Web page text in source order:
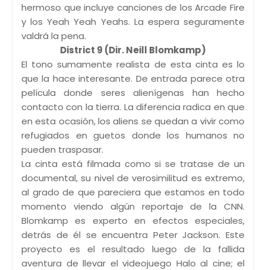
hermoso que incluye canciones de los Arcade Fire
y los Yeah Yeah Yeahs. La espera seguramente
valdrá la pena.
District 9 (Dir. Neill Blomkamp)
El tono sumamente realista de esta cinta es lo
que la hace interesante. De entrada parece otra
película donde seres alienígenas han hecho
contacto con la tierra. La diferencia radica en que
en esta ocasión, los aliens se quedan a vivir como
refugiados en guetos donde los humanos no
pueden traspasar.
La cinta está filmada como si se tratase de un
documental, su nivel de verosimilitud es extremo,
al grado de que pareciera que estamos en todo
momento viendo algún reportaje de la CNN.
Blomkamp es experto en efectos especiales,
detrás de él se encuentra Peter Jackson. Este
proyecto es el resultado luego de la fallida
aventura de llevar el videojuego Halo al cine; el